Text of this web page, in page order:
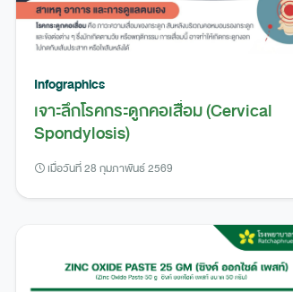
Infographics
เจาะลึกโรคกระดูกคอเสื่อม (Cervical
Spondylosis)
เมื่อวันที่ 28 กุมภาพันธ์ 2569